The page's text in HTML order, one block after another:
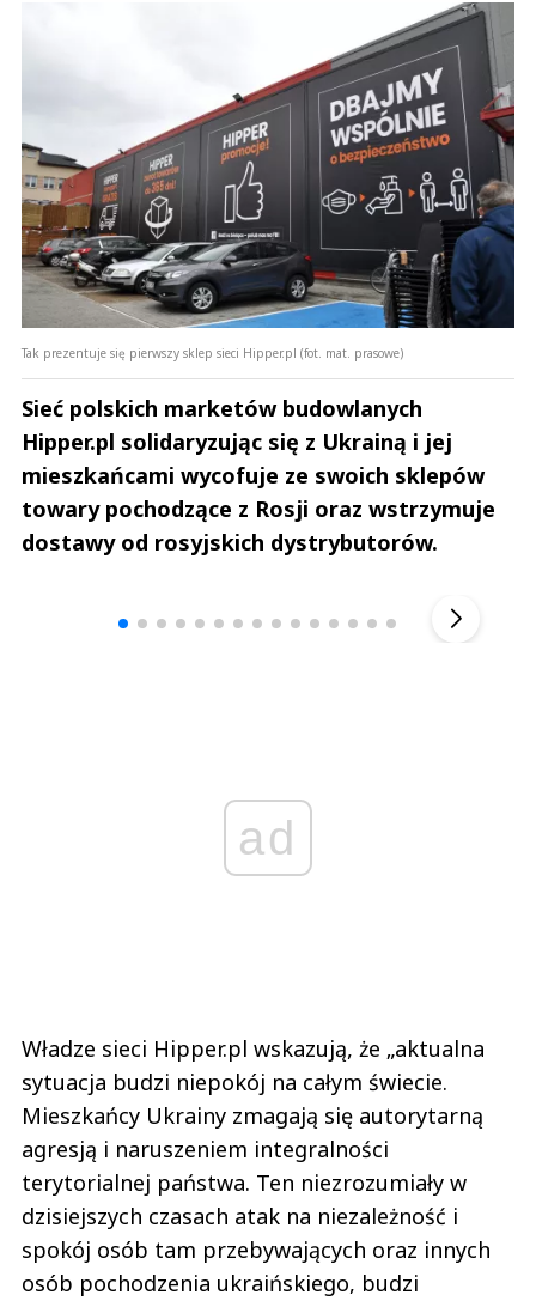
Tak prezentuje się pierwszy sklep sieci Hipper.pl (fot. mat. prasowe)
Sieć polskich marketów budowlanych
Hipper.pl solidaryzując się z Ukrainą i jej
mieszkańcami wycofuje ze swoich sklepów
towary pochodzące z Rosji oraz wstrzymuje
dostawy od rosyjskich dystrybutorów.
ad
Władze sieci Hipper.pl wskazują, że „aktualna
sytuacja budzi niepokój na całym świecie.
Mieszkańcy Ukrainy zmagają się autorytarną
agresją i naruszeniem integralności
terytorialnej państwa. Ten niezrozumiały w
dzisiejszych czasach atak na niezależność i
spokój osób tam przebywających oraz innych
osób pochodzenia ukraińskiego, budzi